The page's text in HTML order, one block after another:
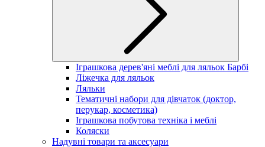
Іграшкова дерев'яні меблі для ляльок Барбі
Ліжечка для ляльок
Ляльки
Тематичні набори для дівчаток (доктор,
перукар, косметика)
Іграшкова побутова техніка і меблі
Коляски
Надувні товари та аксесуари